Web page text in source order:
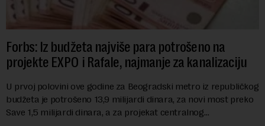
Forbs: Iz budžeta najviše para potrošeno na
projekte EXPO i Rafale, najmanje za kanalizaciju
U prvoj polovini ove godine za Beogradski metro iz republičkog
budžeta je potrošeno 13,9 milijardi dinara, za novi most preko
Save 1,5 milijardi dinara, a za projekat centralnog